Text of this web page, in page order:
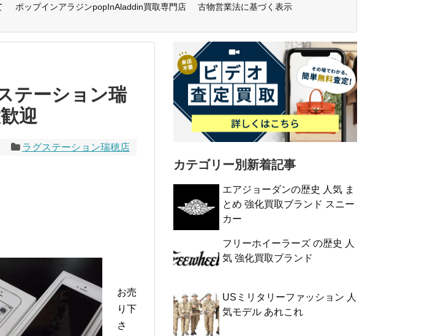
ポップインアラジンpopInAladdin買取専門店
古物営業法に基づく表示
テーション瑞
迎
ラグステーション瑞穂店
お売
り下
さ
カテゴリー別新着記事
エアジョーダンの歴史 人気 ま
とめ 強化買取ブランド スニー
カー
フリーホイーラーズ の歴史 人
気 強化買取ブランド
USミリタリーファッション 人
気モデル あれこれ